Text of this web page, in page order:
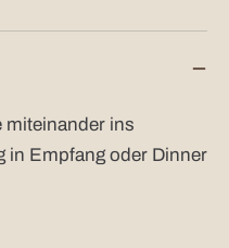
miteinander ins
in Empfang oder Dinner